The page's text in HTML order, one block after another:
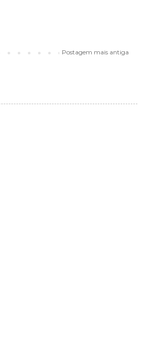
Postagem mais antiga